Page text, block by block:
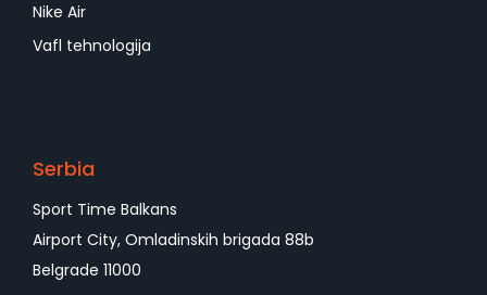
Nike Air
Vafl tehnologija
Serbia
Sport Time Balkans
Airport City, Omladinskih brigada 88b
Belgrade 11000